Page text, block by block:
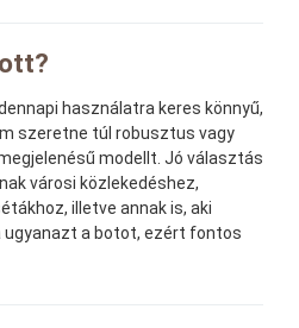
használatra keres könnyű,
szeretne túl robusztus vagy
modellt. Jó választás
városi közlekedéshez,
illetve annak is, aki
ugyanazt a botot, ezért fontos